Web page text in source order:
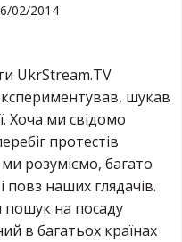
02/2014
UkrStream.TV
шукав
Хоча ми свідомо
протестів
розуміємо, багато
повз наших глядачів.
на посаду
в багатьох країнах